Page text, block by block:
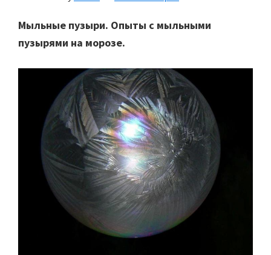
Мыльные пузыри. Опыты с мыльными
пузырями на морозе.